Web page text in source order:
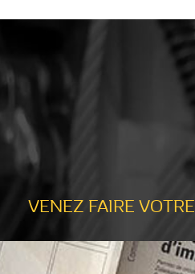
VENEZ FAIRE